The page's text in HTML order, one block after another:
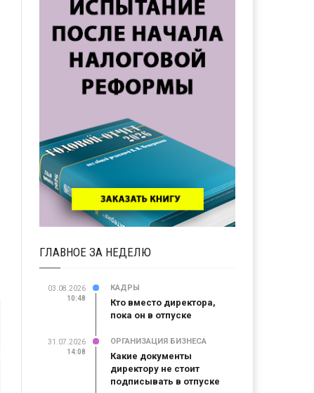
ГЛАВНОЕ ЗА НЕДЕЛЮ
03.08.2026
10:48
КАДРЫ
Кто вместо директора,
пока он в отпуске
31.07.2026
14:08
ОРГАНИЗАЦИЯ БИЗНЕСА
Какие документы
директору не стоит
подписывать в отпуске